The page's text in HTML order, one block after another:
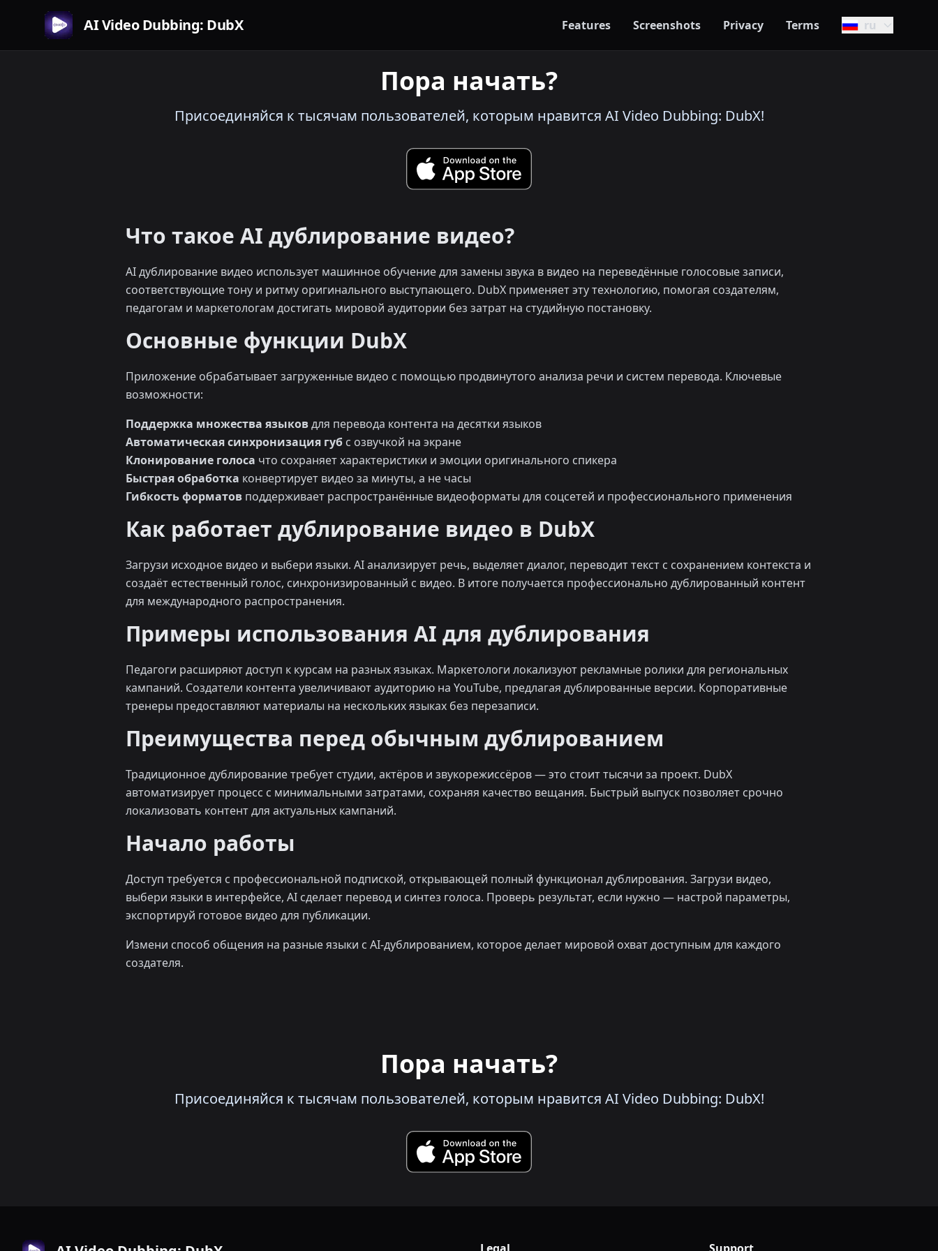
AI Video Dubbing: DubX Features Screenshots Privacy Terms ru
Пора начать?
Присоединяйся к тысячам пользователей, которым нравится AI Video Dubbing: DubX!
Что такое AI дублирование видео?
AI дублирование видео использует машинное обучение для замены звука в видео на переведённые голосовые записи,
соответствующие тону и ритму оригинального выступающего. DubX применяет эту технологию, помогая создателям,
педагогам и маркетологам достигать мировой аудитории без затрат на студийную постановку.
Основные функции DubX
Приложение обрабатывает загруженные видео с помощью продвинутого анализа речи и систем перевода. Ключевые
возможности:
Поддержка множества языковдля перевода контента на десятки языков
Автоматическая синхронизация губ с озвучкой на экране
Клонирование голоса что сохраняет характеристики и эмоции оригинального спикера
Быстрая обработка конвертирует видео за минуты, а не часы
Гибкость форматов поддерживает распространённые видеоформаты для соцсетей и профессионального применения
Как работает дублирование видео в DubX
Загрузи исходное видео и выбери языки. AI анализирует речь, выделяет диалог, переводит текст с сохранением контекста и
создаёт естественный голос, синхронизированный с видео. В итоге получается профессионально дублированный контент
для международного распространения.
Примеры использования AI для дублирования
Педагоги расширяют доступ к курсам на разных языках. Маркетологи локализуют рекламные ролики для региональных
кампаний. Создатели контента увеличивают аудиторию на YouTube, предлагая дублированные версии. Корпоративные
тренеры предоставляют материалы на нескольких языках без перезаписи.
Преимущества перед обычным дублированием
Традиционное дублирование требует студии, актёров и звукорежиссёров — это стоит тысячи за проект. DubX
автоматизирует процесс с минимальными затратами, сохраняя качество вещания. Быстрый выпуск позволяет срочно
локализовать контент для актуальных кампаний.
Начало работы
Доступ требуется с профессиональной подпиской, открывающей полный функционал дублирования. Загрузи видео,
выбери языки в интерфейсе, AI сделает перевод и синтез голоса. Проверь результат, если нужно — настрой параметры,
экспортируй готовое видео для публикации.
Измени способ общения на разные языки с AI-дублированием, которое делает мировой охват доступным для каждого
создателя.
Пора начать?
Присоединяйся к тысячам пользователей, которым нравится AI Video Dubbing: DubX!